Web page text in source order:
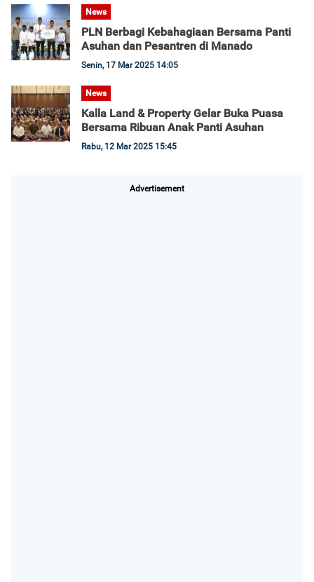
News
PLN Berbagi Kebahagiaan Bersama Panti
Asuhan dan Pesantren di Manado
Senin, 17 Mar 2025 14:05
News
Kalla Land & Property Gelar Buka Puasa
Bersama Ribuan Anak Panti Asuhan
Rabu, 12 Mar 2025 15:45
Advertisement